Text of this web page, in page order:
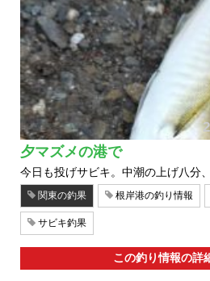
夕マズメの港で
今日も投げサビキ。中潮の上げ八分
関東の釣果 根岸港の釣り情報
サビキ釣果
この釣り情報の詳